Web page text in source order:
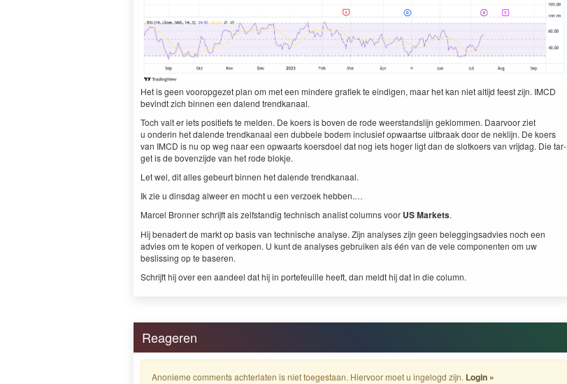
Het is geen vooropgezet plan om met een min­dere grafiek te eindi­gen, maar het kan niet alti­jd feest zijn. IMCD
bevin­dt zich bin­nen een dal­end trendkanaal.
Toch valt er iets posi­tiefs te melden. De koers is boven de rode weer­stand­sli­jn gek­lom­men. Daar­voor ziet
u onderin het dal­ende trend­kanaal een dubbele bodem inclusief opwaartse uit­braak door de nek­li­jn. De koers
van IMCD is nu op weg naar een opwaarts koers­doel dat nog iets hoger ligt dan de slotko­ers van vri­jdag. Die tar­
get is de boven­z­i­jde van het rode blokje.
Let wel, dit alles gebeurt bin­nen het dal­ende trendkanaal.
Ik zie u dins­dag alweer en mocht u een ver­zoek hebben.…
Mar­cel Bron­ner schri­jft als zelf­s­tandig tech­nisch anal­ist columns voor USMar­kets.
Hij benadert de markt op basis van tech­nis­che analyse. Zijn analy­ses zijn geen beleg­gingsad­vies noch een
advies om te kopen of verkopen. U kunt de analy­ses gebruiken als één van de vele com­po­nen­ten om uw
besliss­ing op te baseren.
Schri­jft hij over een aan­deel dat hij in porte­feuille heeft, dan meldt hij dat in die column.
Reageren
Anonieme comments achterlaten is niet toegestaan. Hiervoor moet u ingelogd zijn. Login »